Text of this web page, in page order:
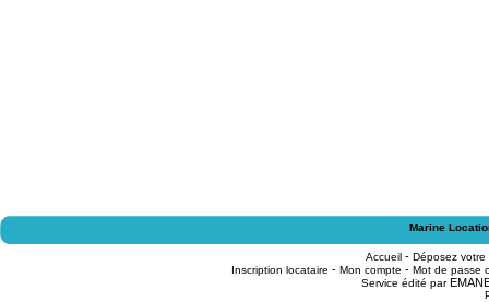
Marine
Accueil - Déposez
Inscription locataire - Mon compte - Mot de passe
Service édité par